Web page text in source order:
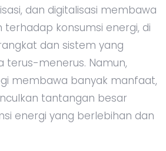
dan digitalisasi membawa
terhadap konsumsi energi, di
dan sistem yang
terus-menerus. Namun,
membawa banyak manfaat,
tantangan besar
energi yang berlebihan dan